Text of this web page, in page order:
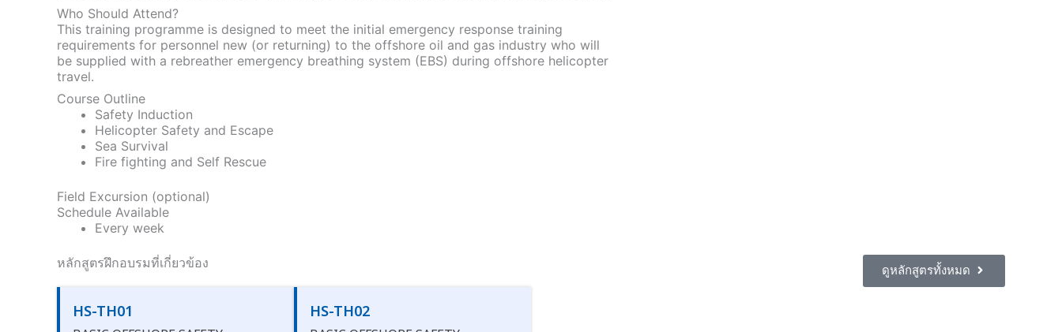
Who Should Attend?
This training programme is designed to meet the initial emergency response training
requirements for personnel new (or returning) to the offshore oil and gas industry who will
be supplied with a rebreather emergency breathing system (EBS) during offshore helicopter
travel.
Course Outline
Safety Induction
Helicopter Safety and Escape
Sea Survival
Fire fighting and Self Rescue
Field Excursion (optional)
Schedule Available
Every week
หลักสูตรฝึกอบรมที่เกี่ยวข้อง ดูหลักสูตรทั้งหมด
HS-TH01 HS-TH02